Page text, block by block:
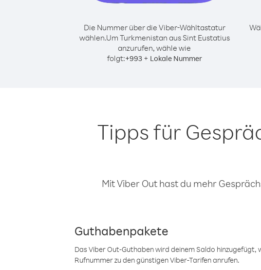
Die Nummer über die Viber-Wähltastatur
wählen.Um Turkmenistan aus Sint Eustatius
anzurufen, wähle wie
folgt:+993+ Lokale Nummer
Tipps für
Mit Viber Out hast du mehr
Guthabenpakete
Das Viber Out-Guthaben wird deinem Saldo
Rufnummer zu den günstigen Viber-Tarifen anrufen.